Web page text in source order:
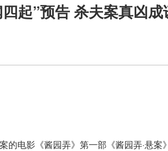
四起”预告 杀夫案真凶
的电影《酱园弄》第一部《酱园弄·悬案